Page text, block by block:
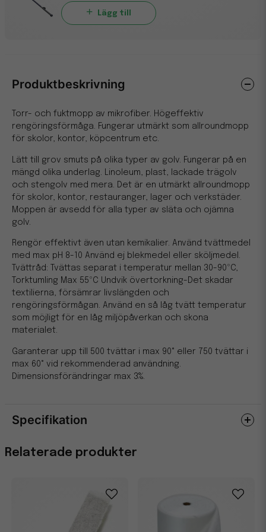
Lägg till
Relaterade produkter
Produktbeskrivning
Torr- och fuktmopp av mikrofiber. Högeffektiv
rengöringsförmåga. Fungerar utmärkt som allroundmopp
för skolor, kontor, köpcentrum etc.
Lätt till grov smuts på olika typer av golv. Fungerar på en
mängd olika underlag. Linoleum, plast, lackade trägolv
och stengolv med mera. Det är en utmärkt allroundmopp
för skolor, kontor, restauranger, lager och verkstäder.
Moppen är avsedd för alla typer av släta och ojämna
golv.
Rengör effektivt även utan kemikalier. Använd tvättmedel
med max pH 8-10 Använd ej blekmedel eller sköljmedel.
Tvättråd: Tvättas separat i temperatur mellan 30-90ºC,
Torktumling Max 55ºC Undvik övertorkning-Det skadar
textilierna, försämrar livslängden och
rengöringsförmågan. Använd en så låg tvätt temperatur
som möjligt för en låg miljöpåverkan och skona
materialet.
Garanterar upp till 500 tvättar i max 90° eller 750 tvättar i
max 60° vid rekommenderad användning.
Dimensionsförändringar max 3%.
Specifikation
Egenskaper